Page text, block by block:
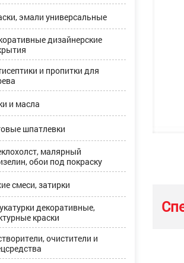
эмали универсальные
дизайнерские
и пропитки для
и масла
шпатлевки
малярный
обои под покраску
смеси, затирки
декоративные,
краски
очистители и